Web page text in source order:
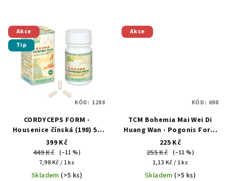
Akce
Tip
CORDYCEPS FORM -
Housenice čínská (198) 50
kapslí
399 Kč
449 Kč (–11 %)
Měrná
cena:
7,98 Kč / 1 ks
Skladem(>5 ks)
KÓD: 1288
Akce
TCM Bohemia Mai Wei Di
Huang Wan - Pogonis Form
(186)
225 Kč
255 Kč (–11 %)
Měrná
cena:
1,13 Kč / 1 ks
Skladem(>5 ks)
KÓD: 698